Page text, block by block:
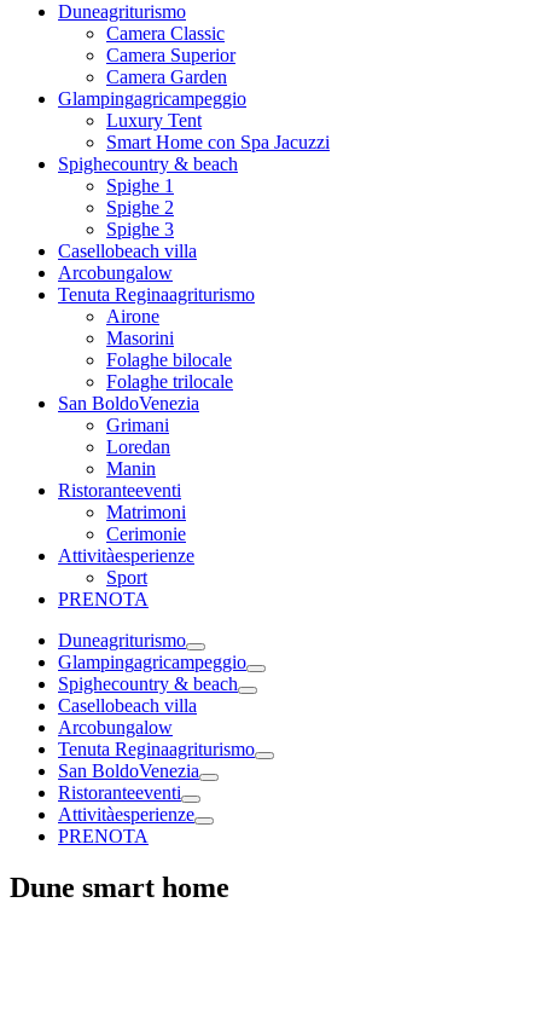
Duneagriturismo
Camera Classic
Camera Superior
Camera Garden
Glampingagricampeggio
Luxury Tent
Smart Home con Spa Jacuzzi
Spighecountry & beach
Spighe 1
Spighe 2
Spighe 3
Casellobeach villa
Arcobungalow
Tenuta Reginaagriturismo
Airone
Masorini
Folaghe bilocale
Folaghe trilocale
San BoldoVenezia
Grimani
Loredan
Manin
Ristoranteeventi
Matrimoni
Cerimonie
Attivitàesperienze
Sport
PRENOTA
Duneagriturismo
Glampingagricampeggio
Spighecountry & beach
Casellobeach villa
Arcobungalow
Tenuta Reginaagriturismo
San BoldoVenezia
Ristoranteeventi
Attivitàesperienze
PRENOTA
Dune smart home